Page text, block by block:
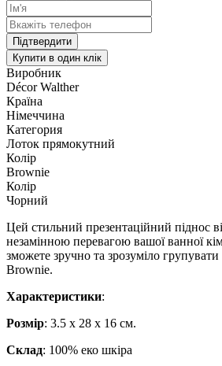
Підтвердити
Купити в один клік
Виробник
Décor Walther
Країна
Німеччина
Категория
Лоток прямокутний
Колір
Brownie
Колір
Чорний
Цей стильний презентаційний піднос
незамінною перевагою вашої ванної
зможете зручно та зрозуміло групувати
Brownie.
Характеристики:
Розмір: 3.5 x 28 x 16 см.
Склад: 100% еко шкіра